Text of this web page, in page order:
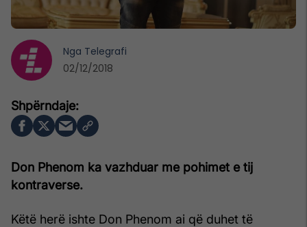
Don Phenom ka vazhduar me pohimet e tij
kontraverse.
Këtë herë ishte Don Phenom ai që duhet të
Nga Telegrafi
02/12/2018